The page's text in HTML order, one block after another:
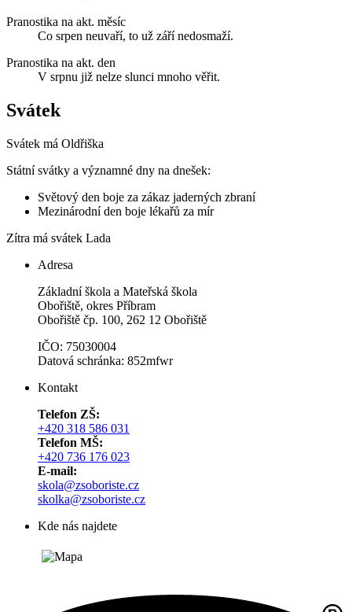
Pranostika na akt. měsíc
Co srpen neuvaří, to už září nedosmaží.
Pranostika na akt. den
V srpnu již nelze slunci mnoho věřit.
Svátek
Svátek má Oldřiška
Státní svátky a významné dny na dnešek:
Světový den boje za zákaz jaderných zbraní
Mezinárodní den boje lékařů za mír
Zítra má svátek Lada
Adresa
Základní škola a Mateřská škola
Obořiště, okres Příbram
Obořiště čp. 100, 262 12 Obořiště
IČO: 75030004
Datová schránka: 852mfwr
Kontakt
Telefon ZŠ:
+420 318 586 031
Telefon MŠ:
+420 736 176 023
E-mail:
skola@zsoboriste.cz
skolka@zsoboriste.cz
Kde nás najdete